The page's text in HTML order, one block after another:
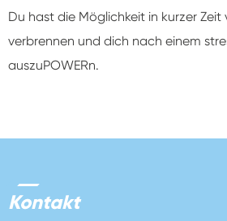
Du hast die Möglichkeit in kurzer Zeit
verbrennen und dich nach einem
auszuPOWERn.
Kontakt